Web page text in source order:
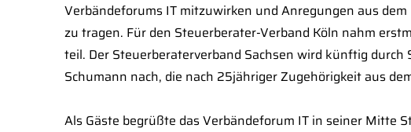
Verbändeforums IT mitzuwirken und Anregungen aus
zu tragen. Für den Steuerberater-Verband Köln nahm
teil. Der Steuerberaterverband Sachsen wird künftig
Schumann nach, die nach 25jähriger Zugehörigkeit aus
Als Gäste begrüßte das Verbändeforum IT in seiner Mitte